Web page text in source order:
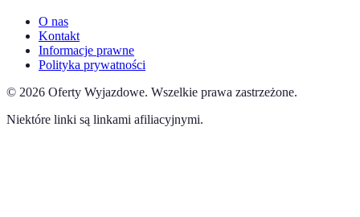
O nas
Kontakt
Informacje prawne
Polityka prywatności
© 2026 Oferty Wyjazdowe. Wszelkie prawa zastrzeżone.
Niektóre linki są linkami afiliacyjnymi.